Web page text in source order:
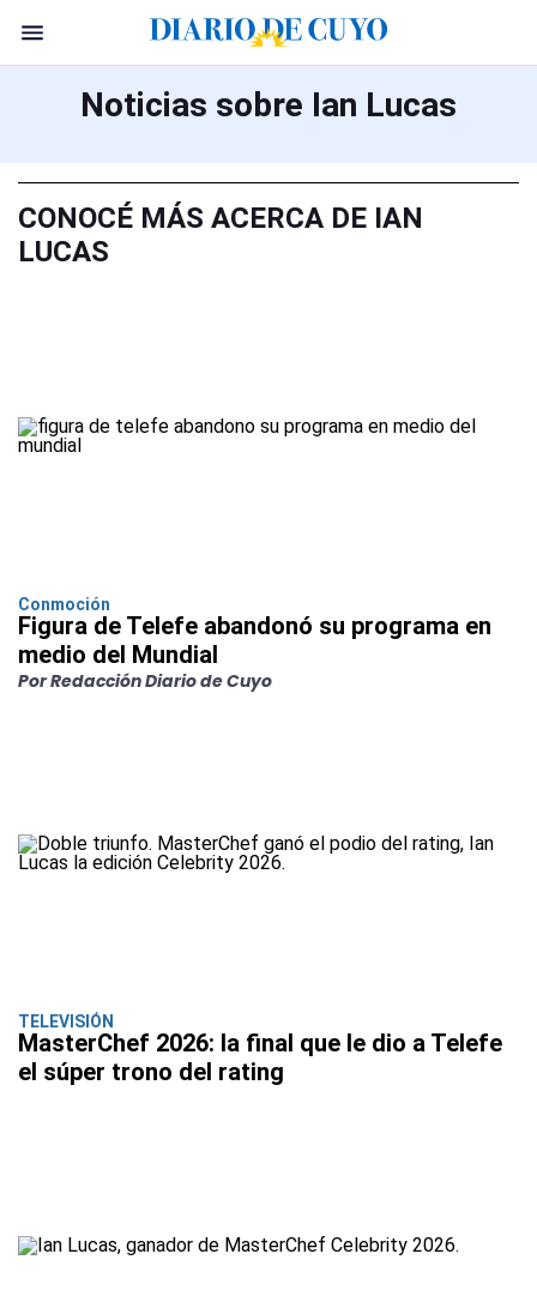
Noticias sobre Ian Lucas
CONOCÉ MÁS ACERCA DE IAN
LUCAS
Conmoción
Figura de Telefe abandonó su programa en
medio del Mundial
Por Redacción Diario de Cuyo
TELEVISIÓN
MasterChef 2026: la final que le dio a Telefe
el súper trono del rating